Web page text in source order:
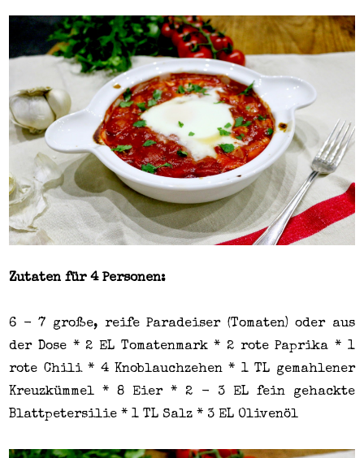
Zutaten für 4 Personen:
6 - 7 große, reife Paradeiser (Tomaten) oder aus
der Dose * 2 EL Tomatenmark * 2 rote Paprika * 1
rote Chili * 4 Knoblauchzehen * 1 TL gemahlener
Kreuzkümmel * 8 Eier * 2 - 3 EL fein gehackte
Blattpetersilie * 1 TL Salz * 3 EL Olivenöl